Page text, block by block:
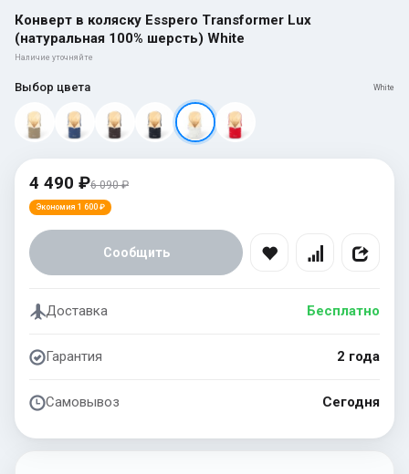
Конверт в коляску Esspero Transformer Lux
(натуральная 100% шерсть) White
Наличие уточняйте
Выбор цвета White
4 490 ₽6 090 ₽
Экономия 1 600 ₽
Сообщить
Доставка Бесплатно
Гарантия 2 года
Самовывоз Сегодня